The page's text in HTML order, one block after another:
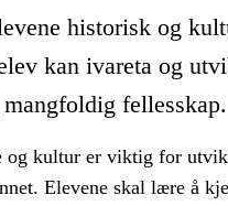
historisk og
kan ivareta og
fellesskap.
kultur er viktig for
Elevene skal lære å